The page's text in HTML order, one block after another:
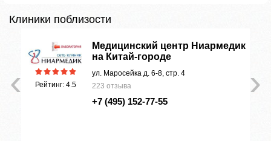
Клиники поблизости
›
‹ Рейтинг: 4.5
Медицинский центр Ниармедик
на Китай-городе
ул. Маросейка д. 6-8, стр. 4
223 отзыва
+7 (495) 152-77-55